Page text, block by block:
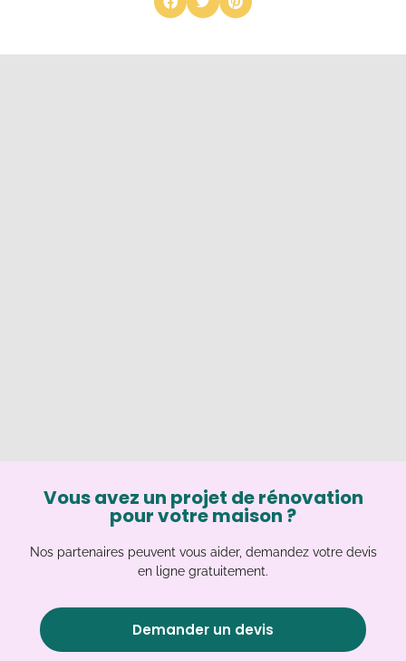
Vous avez un projet de rénovation
pour votre maison ?
Nos partenaires peuvent vous aider, demandez votre devis
en ligne gratuitement.
Demander un devis